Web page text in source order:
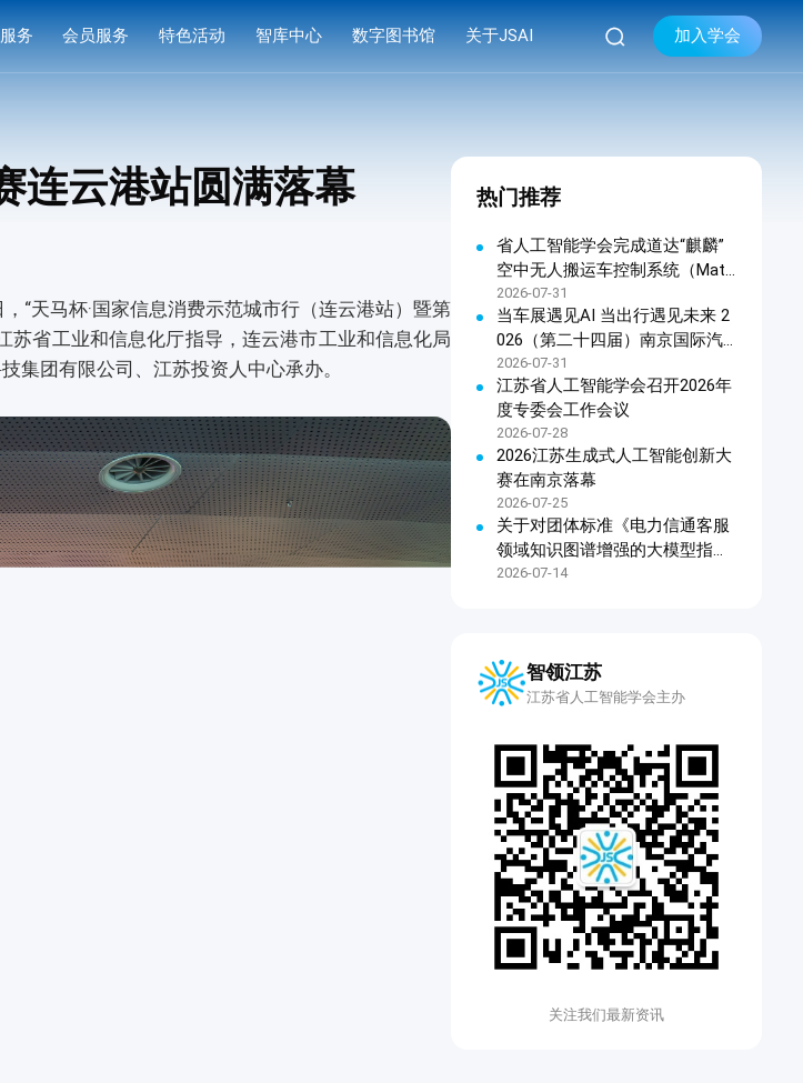
务
价
会员服务
会员权益
会员风采
会员单位
特色活动 智库中心
案例库
数字图书馆 关于JSAI
现任领导
学会章程
联系我们
 加入学会
连云港站圆满落幕
“天马杯·国家信息消费示范城市行（连云港站）暨第
苏省工业和信息化厅指导，连云港市工业和信息化局
集团有限公司、江苏投资人中心承办。
热门推荐
省人工智能学会完成道达“麒麟”
空中无人搬运车控制系统（Matri
x OHTC天车软件控制系统）科
技成果鉴定
2026-07-31
当车展遇见AI 当出行遇见未来 2
026（第二十四届）南京国际汽
车展览会暨江苏人工智能终端产
品展览会新闻发布会在宁召开
2026-07-31
江苏省人工智能学会召开2026年
度专委会工作会议
2026-07-28
2026江苏生成式人工智能创新大
赛在南京落幕
2026-07-25
关于对团体标准《电力信通客服
领域知识图谱增强的大模型指令
微调技术规范》公开征求意见的
2026-07-14
智领江苏
江苏省人工智能学会主办
关注我们最新资讯